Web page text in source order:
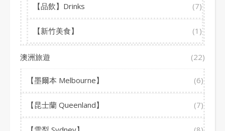
【品飲】Drinks (7)
【新竹美食】 (1)
澳洲旅遊 (22)
【墨爾本 Melbourne】 (6)
【昆士蘭 Queenland】 (7)